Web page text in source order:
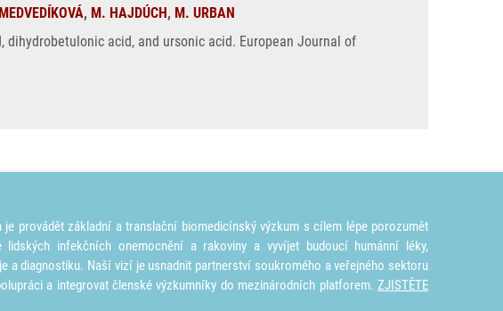
, M. HAJDÚCH, M. URBAN
acid, and ursonic acid. European Journal of
je provádět základní a translační biomedicínský výzkum s cílem lépe porozumět
lidských infekčních onemocnění a rakoviny a vyvíjet budoucí humánní léky,
a diagnostiku. Naší vizí je usnadnit partnerství soukromého a veřejného sektoru
a integrovat členské výzkumníky do mezinárodních platforem. ZJISTĚTE